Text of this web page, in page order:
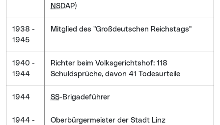
NSDAP)
1938 -
1945
Mitglied des "Großdeutschen Reichstags"
1940 -
1944
Richter beim Volksgerichtshof: 118
Schuldsprüche, davon 41 Todesurteile
1944 SS-Brigadeführer
1944 -
Oberbürgermeister der Stadt Linz